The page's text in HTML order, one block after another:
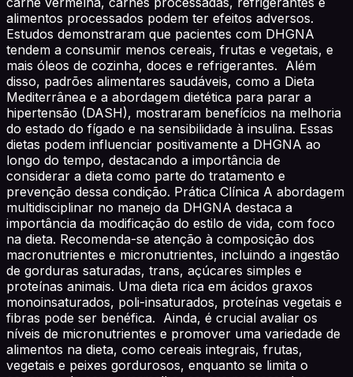
alimentos processados podem ter efeitos adversos.
Estudos demonstraram que pacientes com DHGNA
tendem a consumir menos cereais, frutas e vegetais, e
mais óleos de cozinha, doces e refrigerantes. Além
disso, padrões alimentares saudáveis, como a Dieta
Mediterrânea e a abordagem dietética para parar a
hipertensão (DASH), mostraram benefícios na melhoria
do estado do fígado e na sensibilidade à insulina. Essas
dietas podem influenciar positivamente a DHGNA ao
longo do tempo, destacando a importância de
considerar a dieta como parte do tratamento e
prevenção dessa condição. Prática Clínica A abordagem
multidisciplinar no manejo da DHGNA destaca a
importância da modificação do estilo de vida, com foco
na dieta. Recomenda-se atenção à composição dos
macronutrientes e micronutrientes, incluindo a ingestão
de gorduras saturadas, trans, açúcares simples e
proteínas animais. Uma dieta rica em ácidos graxos
monoinsaturados, poli-insaturados, proteínas vegetais e
fibras pode ser benéfica. Ainda, é crucial avaliar os
níveis de micronutrientes e promover uma variedade de
alimentos na dieta, como cereais integrais, frutas,
vegetais e peixes gordurosos, enquanto se limita o